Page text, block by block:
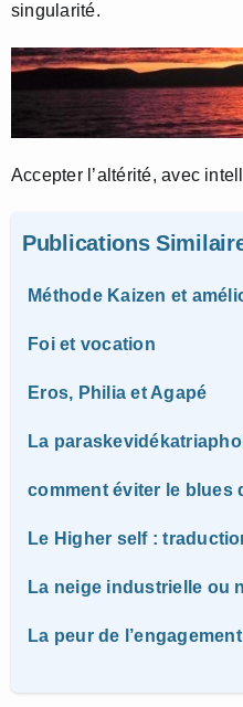
singularité.
Accepter l’altérité, avec
Publications
Méthode Kaizen et
Foi et vocation
Eros, Philia et Agapé
La
comment éviter le blues
Le Higher self :
La neige industrielle ou
La peur de l’engagement